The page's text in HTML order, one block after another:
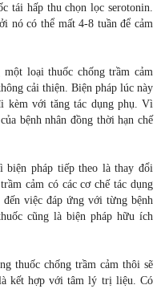
tái hấp thu chọn lọc serotonin.
nó có thể mất 4-8 tuần để cảm
loại thuốc chống trầm cảm
cải thiện. Biện pháp lúc này
kèm với tăng tác dụng phụ. Vì
bệnh nhân đồng thời hạn chế
pháp tiếp theo là thay đổi
cảm có các cơ chế tác dụng
việc đáp ứng với từng bệnh
cũng là biện pháp hữu ích
thuốc chống trầm cảm thôi sẽ
kết hợp với tâm lý trị liệu. Có